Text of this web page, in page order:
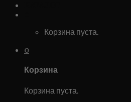
Корзина пуста.
0
Корзина
Корзина пуста.